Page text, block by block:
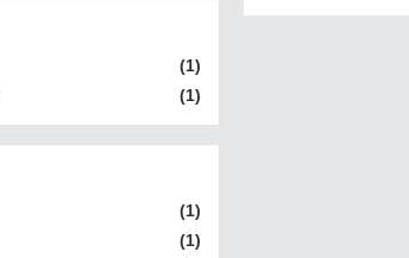
(1)
(1)
(1)
(1)